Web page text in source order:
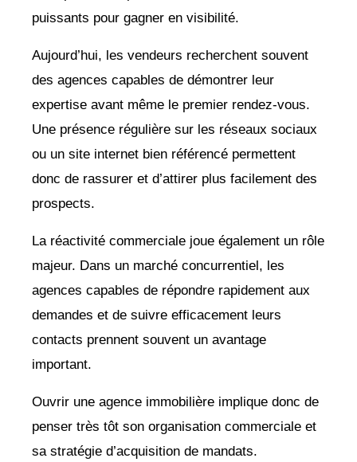
puissants pour gagner en visibilité.
Aujourd’hui, les vendeurs recherchent souvent
des agences capables de démontrer leur
expertise avant même le premier rendez-vous.
Une présence régulière sur les réseaux sociaux
ou un site internet bien référencé permettent
donc de rassurer et d’attirer plus facilement des
prospects.
La réactivité commerciale joue également un rôle
majeur. Dans un marché concurrentiel, les
agences capables de répondre rapidement aux
demandes et de suivre efficacement leurs
contacts prennent souvent un avantage
important.
Ouvrir une agence immobilière implique donc de
penser très tôt son organisation commerciale et
sa stratégie d’acquisition de mandats.